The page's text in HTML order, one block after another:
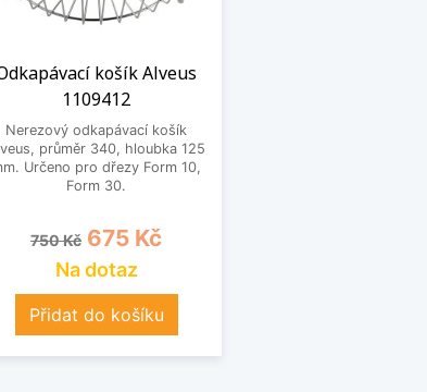
košík Alveus
1109412
Nerezový odkapávací košík
průměr 340, hloubka 125
Určeno pro dřezy Form 10,
Form 30.
Běžná cena
750 Kč Cena
675 Kč
Na dotaz
Přidat do košíku